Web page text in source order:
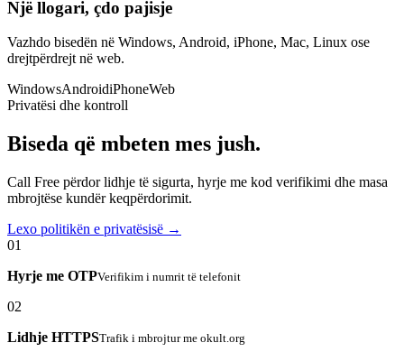
Një llogari, çdo pajisje
Vazhdo bisedën në Windows, Android, iPhone, Mac, Linux ose
drejtpërdrejt në web.
WindowsAndroidiPhoneWeb
Privatësi dhe kontroll
Biseda që mbeten mes jush.
Call Free përdor lidhje të sigurta, hyrje me kod verifikimi dhe masa
mbrojtëse kundër keqpërdorimit.
Lexo politikën e privatësisë →
01
Hyrje me OTPVerifikim i numrit të telefonit
02
Lidhje HTTPSTrafik i mbrojtur me okult.org